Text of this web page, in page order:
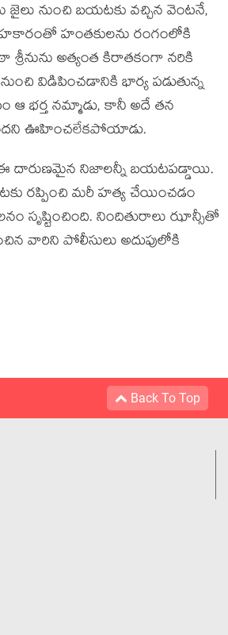
నుంచి బయటకు వచ్చిన వెంటనే,
హంతకులను రంగంలోకి
అత్యంత కిరాతకంగా నరికి
విడిపించడానికి భార్య పడుతున్న
భర్త నమ్మాడు, కానీ అదే తన
ఊహించలేకపోయాడు.
దారుణమైన నిజాలన్నీ బయటపడ్డాయి.
రప్పించి మరీ హత్య చేయించడం
సృష్టించింది. నిందితురాలు ఝాన్సీతో
వారిని పోలీసులు అదుపులోకి
Back To Top